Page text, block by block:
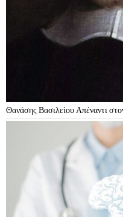
Θανάσης Βασιλείου Απέναντι